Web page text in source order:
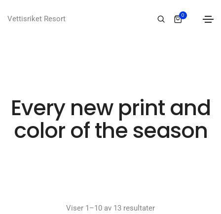
Vettisriket Resort 0
Every new print and
color of the season
Viser 1–10 av 13 resultater